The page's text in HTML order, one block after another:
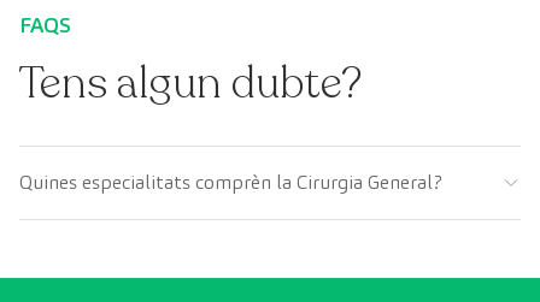
FAQS
Tens algun dubte?
Quines especialitats comprèn la Cirurgia General?